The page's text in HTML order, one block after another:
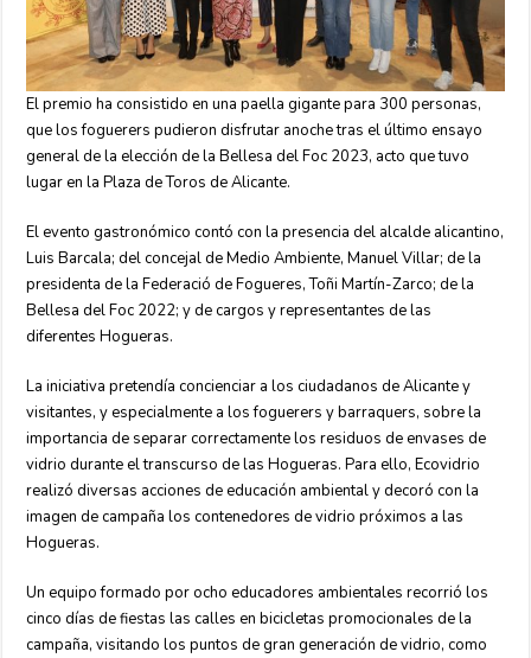
El premio ha consistido en una paella gigante para 300 personas,
que los foguerers pudieron disfrutar anoche tras el último ensayo
general de la elección de la Bellesa del Foc 2023, acto que tuvo
lugar en la Plaza de Toros de Alicante.
El evento gastronómico contó con la presencia del alcalde alicantino,
Luis Barcala; del concejal de Medio Ambiente, Manuel Villar; de la
presidenta de la Federació de Fogueres, Toñi Martín-Zarco; de la
Bellesa del Foc 2022; y de cargos y representantes de las
diferentes Hogueras.
La iniciativa pretendía concienciar a los ciudadanos de Alicante y
visitantes, y especialmente a los foguerers y barraquers, sobre la
importancia de separar correctamente los residuos de envases de
vidrio durante el transcurso de las Hogueras. Para ello, Ecovidrio
realizó diversas acciones de educación ambiental y decoró con la
imagen de campaña los contenedores de vidrio próximos a las
Hogueras.
Un equipo formado por ocho educadores ambientales recorrió los
cinco días de fiestas las calles en bicicletas promocionales de la
campaña, visitando los puntos de gran generación de vidrio, como